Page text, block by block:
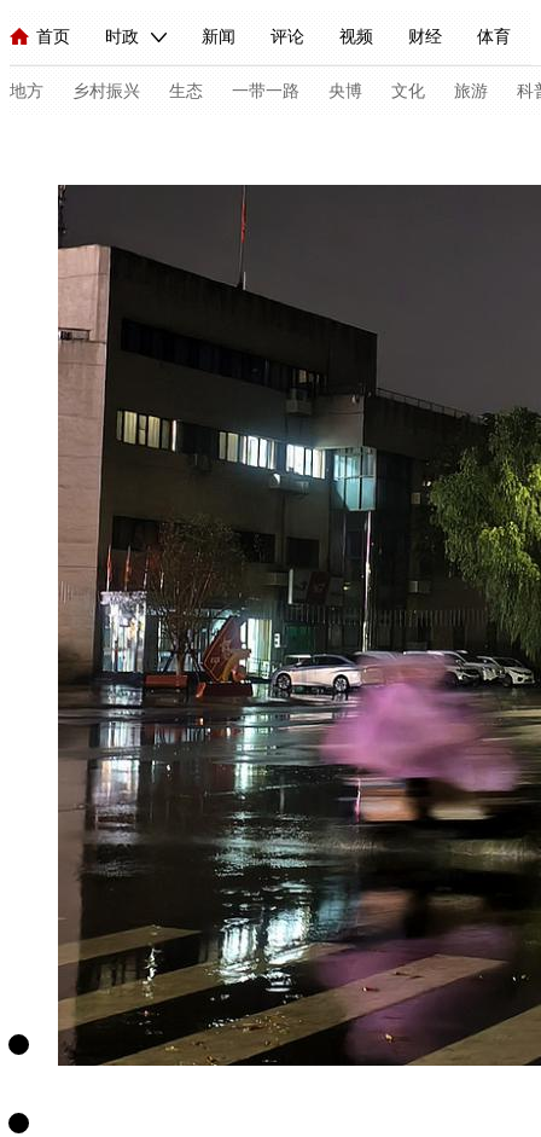
首页 时政 新闻 评论 视频 财经 体育
人民领袖习近平 联播+ 中国领导人 央视快评 习式妙语
直播 栏目大全 节目单 听音 微视频 主持人
海外频道 iPanda English Монгол
地方 乡村振兴 生态 一带一路 央博 文化 旅游 科
新闻 国际
人民领袖习近平 热解读
小央直播
现场 前线 蓝海中国 新兵请入列
2026年世界杯 2026年冬奥会
CCTV奥林匹克频道 生活体育大会 体育江湖
财经 教育 乡村振兴 生态环境 一带一路 央博
大国智造 大国展会 大国保险 云顶对话 云起
CCTV.节目官网 直播 节目单 栏目 片库 热播榜